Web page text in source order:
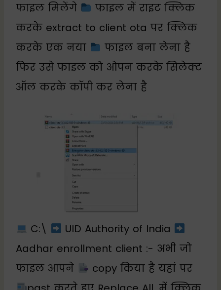
फाइल मिलेंगे
फाइल में राइट क्लिक
करके extract to client ota पर क्लिक
करके एक नया
फाइल बना लेना है
फिर उसे फाइल को ओपन करके सिलेक्ट
ऑल करके कॉपी कर लेना है
C:\
UID Authority of India
Aadhar enrollment client :- अभी जो
फाइल आपने
copy किया है यहां पर